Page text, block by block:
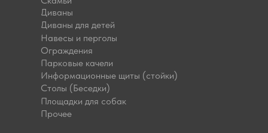
Диваны
Диваны для детей
Информационные щиты (стойки)
Ограждения
Парковые качели
Площадки для собак
Прочее
Навесы и перголы
Столы (Беседки)